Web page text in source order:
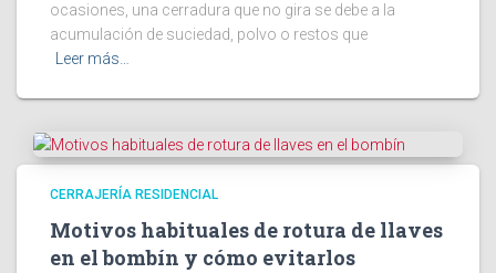
ocasiones, una cerradura que no gira se debe a la
acumulación de suciedad, polvo o restos que
Leer más…
CERRAJERÍA RESIDENCIAL
Motivos habituales de rotura de llaves
en el bombín y cómo evitarlos